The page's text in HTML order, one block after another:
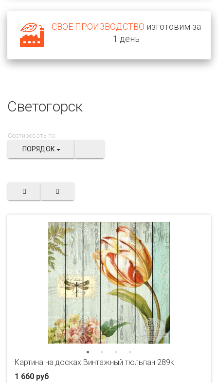
СВОЕ ПРОИЗВОДСТВО изготовим за
1 день
Светогорск
Сортировать по:
ПОРЯДОК
Картина на досках Винтажный тюльпан 289k
1 660 руб